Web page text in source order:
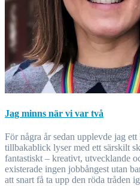
Jag minns när vi var två
För några år sedan upplevde jag ett läsår som så här i en
tillbakablick lyser med ett särskilt
fantastiskt – kreativt, utvecklande
existerade ingen jobbångest utan
att snart få ta upp den röda tråden